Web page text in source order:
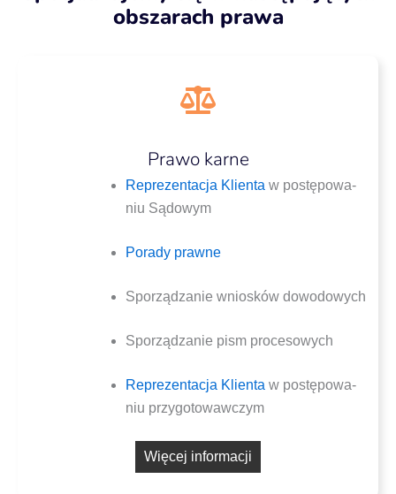
obszarach prawa
Prawo karne
Repre­zen­ta­cja Klien­ta w postę­po­wa­
niu Sądowym
Pora­dy prawne
Spo­rzą­dza­nie wnio­sków dowodowych
Spo­rzą­dza­nie pism procesowych
Repre­zen­ta­cja Klien­ta w postę­po­wa­
niu przygotowawczym
Wię­cej informacji